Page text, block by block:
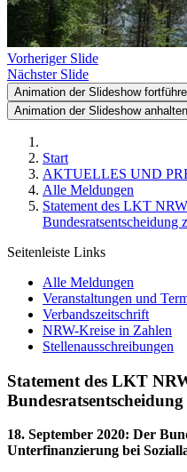
Vorheriger Slide
Nächster Slide
Animation der Slideshow
Animation der Slideshow anhalten
Start
AKTUELLES UND
Alle Meldungen
Statement des LKT
Seitenleiste Links
Alle Meldungen
Veranstaltungen und
Verbandszeitschrift
NRW-Kreise in Zahlen
Stellenausschreibungen
Statement des LKT
18. September 2020: Der
Unterfinanzierung bei